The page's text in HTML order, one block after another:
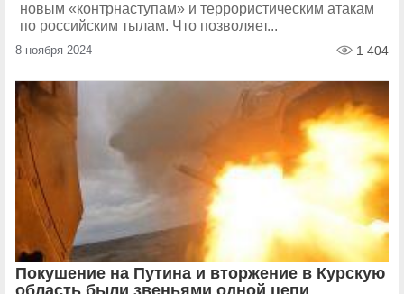
новым «контрнаступам» и террористическим атакам
по российским тылам. Что позволяет...
8 ноября 2024 1 404
Покушение на Путина и вторжение в Курскую
область были звеньями одной цепи